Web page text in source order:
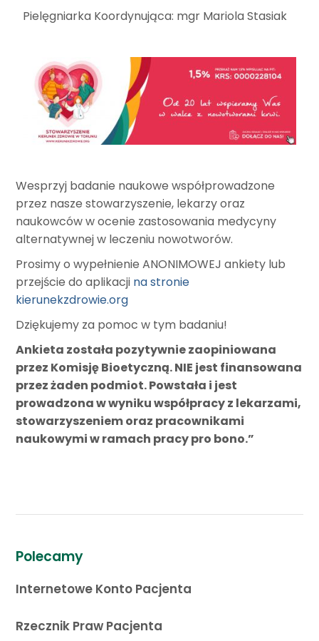
Pielęgniarka Koordynująca: mgr Mariola Stasiak
Wesprzyj badanie naukowe współprowadzone
przez nasze stowarzyszenie, lekarzy oraz
naukowców w ocenie zastosowania medycyny
alternatywnej w leczeniu nowotworów.
Prosimy o wypełnienie ANONIMOWEJ ankiety lub
przejście do aplikacji na stronie
kierunekzdrowie.org
Dziękujemy za pomoc w tym badaniu!
Ankieta została pozytywnie zaopiniowana
przez Komisję Bioetyczną. NIE jest finansowana
przez żaden podmiot. Powstała i jest
prowadzona w wyniku współpracy z lekarzami,
stowarzyszeniem oraz pracownikami
naukowymi w ramach pracy pro bono.”
Polecamy
Internetowe Konto Pacjenta
Rzecznik Praw Pacjenta